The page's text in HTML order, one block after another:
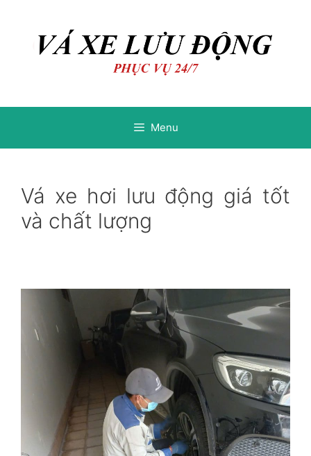
Menu
Vá xe hơi lưu động giá tốt
và chất lượng